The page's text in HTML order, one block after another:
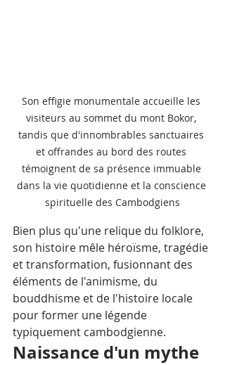
Son effigie monumentale accueille les
visiteurs au sommet du mont Bokor,
tandis que d'innombrables sanctuaires
et offrandes au bord des routes
témoignent de sa présence immuable
dans la vie quotidienne et la conscience
spirituelle des Cambodgiens
Bien plus qu'une relique du folklore,
son histoire mêle héroïsme, tragédie
et transformation, fusionnant des
éléments de l'animisme, du
bouddhisme et de l'histoire locale
pour former une légende
typiquement cambodgienne.
Naissance d'un mythe